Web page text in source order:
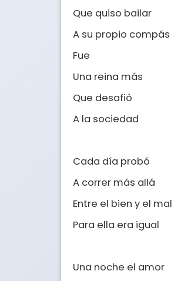
Que quiso bailar
A su propio compás
Fue
Una reina más
Que desafió
A la sociedad
Cada día probó
A correr más allá
Entre el bien y el mal
Para ella era igual
Una noche el amor